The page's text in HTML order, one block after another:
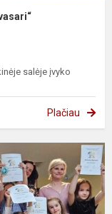
salėje įvyko
Plačiau